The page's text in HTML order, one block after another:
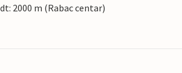
2000 m (Rabac centar)